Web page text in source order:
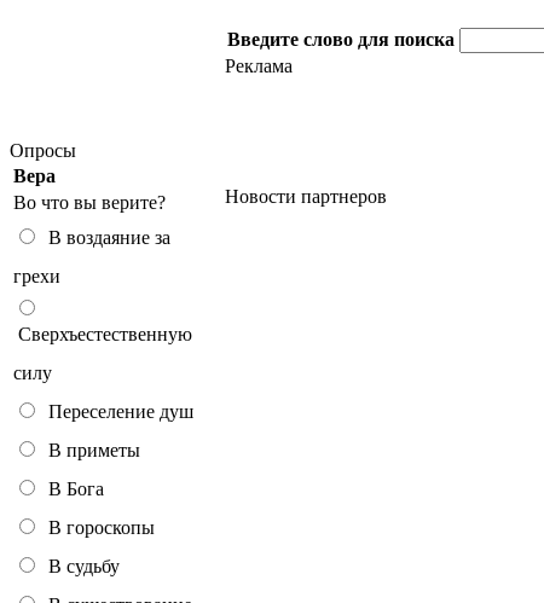
Опросы
Вера
Во что вы верите?
В воздаяние за
грехи
Сверхъестественную
силу
Переселение душ
В приметы
В Бога
В гороскопы
В судьбу
Введите слово для поиска
Реклама
Новости партнеров